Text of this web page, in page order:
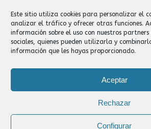
Este sitio utiliza cookies para personalizar el
analizar el tráfico y ofrecer otras funciones.
información sobre el uso con nuestros
sociales, quienes pueden utilizarla y
información que les hayas proporcionado.
Aceptar
Rechazar
Configurar
Facturación
Devoluciones
Privacidad
Formas de Pago